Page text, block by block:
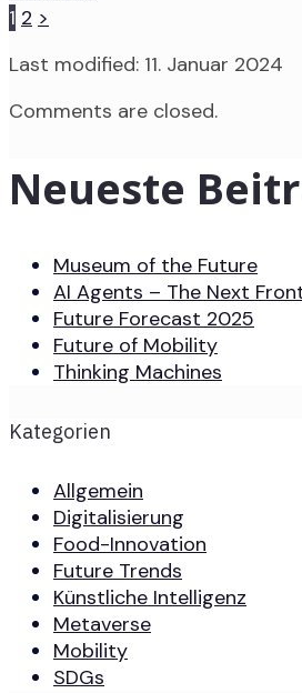
1 2 >
Last modified: 11. Januar 2024
Comments are closed.
Neueste
Museum of the Future
AI Agents – The Next
Future Forecast 2025
Future of Mobility
Thinking Machines
Kategorien
Allgemein
Digitalisierung
Food-Innovation
Future Trends
Künstliche Intelligenz
Metaverse
Mobility
SDGs